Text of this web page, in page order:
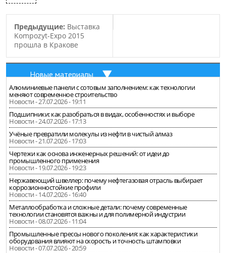
Предыдущие: Выставка
Kompozyt-Expo 2015
прошла в Кракове
Новые материалы
Алюминиевые панели с сотовым заполнением: как технологии
меняют современное строительство
Новости - 27.07.2026 - 19:11
Подшипники: как разобраться в видах, особенностях и выборе
Новости - 24.07.2026 - 17:13
Учёные превратили молекулы из нефти в чистый алмаз
Новости - 21.07.2026 - 17:03
Чертежи как основа инженерных решений: от идеи до
промышленного применения
Новости - 19.07.2026 - 19:23
Нержавеющий швеллер: почему нефтегазовая отрасль выбирает
коррозионностойкие профили
Новости - 14.07.2026 - 16:40
Металлообработка и сложные детали: почему современные
технологии становятся важны и для полимерной индустрии
Новости - 08.07.2026 - 11:04
Промышленные прессы нового поколения: как характеристики
оборудования влияют на скорость и точность штамповки
Новости - 07.07.2026 - 20:59